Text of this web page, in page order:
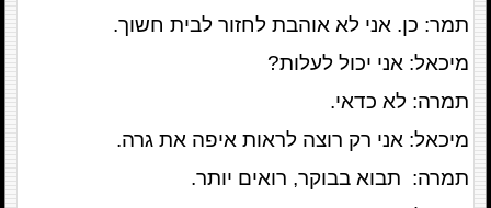
תמר: כן. אני לא אוהבת לחזור לבית חשוך.
מיכאל: אני יכול לעלות?
תמרה: לא כדאי.
מיכאל: אני רק רוצה לראות איפה את גרה.
תמרה: תבוא בבוקר, רואים יותר.